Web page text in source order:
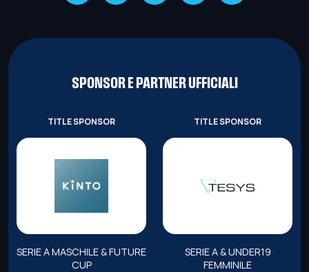
SPONSOR E PARTNER UFFICIALI
TITLE SPONSOR
SERIE A MASCHILE & FUTURE
CUP
TITLE SPONSOR
SERIE A & UNDER19
FEMMINILE